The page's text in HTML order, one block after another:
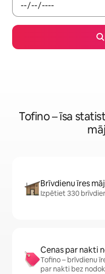
Tofino – īsa
Brīvdienu īres
Izpētiet 330
Cenas par nakti
Tofino – brīvdienu
par nakti bez